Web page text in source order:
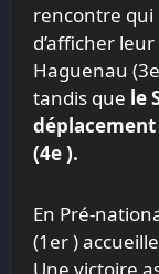
rencontre qui
d’afficher
Haguenau (3e
tandis que le
(4e).
En Pré-
(1 er)
Une victoire